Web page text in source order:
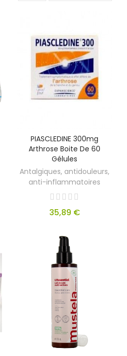
PIASCLEDINE 300mg
Arthrose Boite De 60
Gélules
Antalgiques, antidouleurs,
anti-inflammatoires
35,89 €